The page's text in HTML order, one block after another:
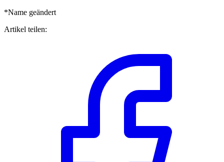
*Name geändert
Artikel teilen: